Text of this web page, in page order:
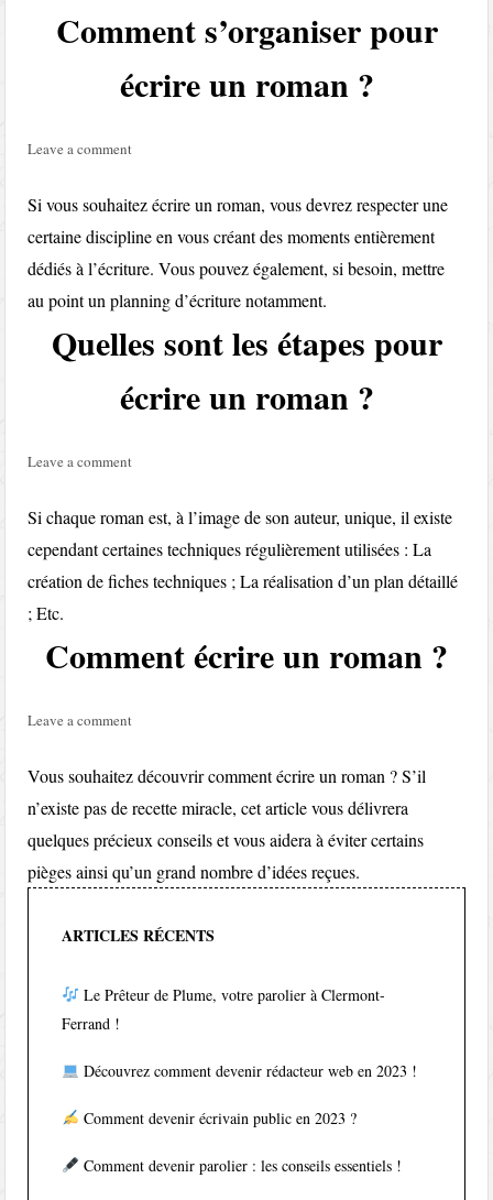
Comment s’organiser pour
écrire un roman ?
Leave a comment
Si vous souhaitez écrire un roman, vous devrez respecter une
certaine discipline en vous créant des moments entièrement
dédiés à l’écriture. Vous pouvez également, si besoin, mettre
au point un planning d’écriture notamment.
Quelles sont les étapes pour
écrire un roman ?
Leave a comment
Si chaque roman est, à l’image de son auteur, unique, il existe
cependant certaines techniques régulièrement utilisées : La
création de fiches techniques ; La réalisation d’un plan détaillé
; Etc.
Comment écrire un roman ?
Leave a comment
Vous souhaitez découvrir comment écrire un roman ? S’il
n’existe pas de recette miracle, cet article vous délivrera
quelques précieux conseils et vous aidera à éviter certains
pièges ainsi qu’un grand nombre d’idées reçues.
ARTICLES RÉCENTS
Le Prêteur de Plume, votre parolier à Clermont-
Ferrand !
Découvrez comment devenir rédacteur web en 2023 !
Comment devenir écrivain public en 2023 ?
Comment devenir parolier : les conseils essentiels !